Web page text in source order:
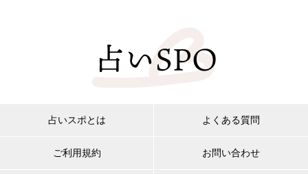
占いスポとは
ご利用規約
よくある質問
お問い合わせ